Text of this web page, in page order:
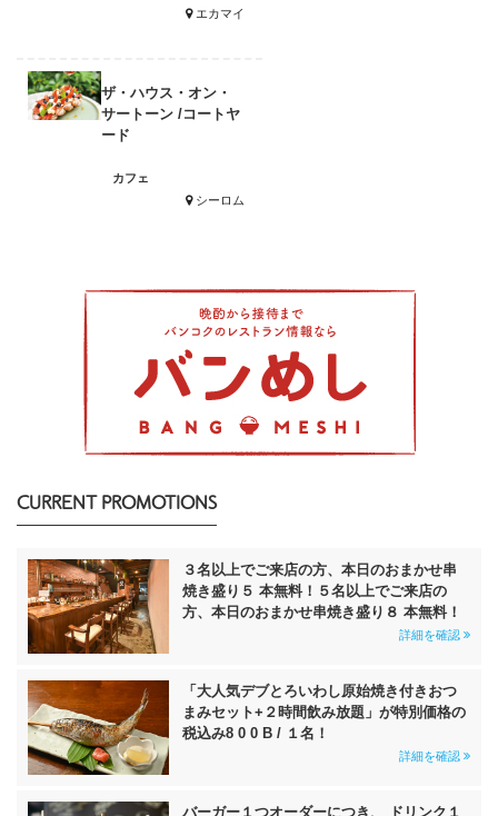
エカマイ
ザ・ハウス・オン・
サートーン /コートヤ
ード
カフェ
シーロム
CURRENT PROMOTIONS
３名以上でご来店の方、本日のおまかせ串
焼き盛り５ 本無料！５名以上でご来店の
方、本日のおまかせ串焼き盛り８ 本無料！
詳細を確認
「大人気デブとろいわし原始焼き付きおつ
まみセット+２時間飲み放題」が特別価格の
税込み8 0 0 B / １名！
詳細を確認
バーガー１つオーダーにつき、 ドリンク１